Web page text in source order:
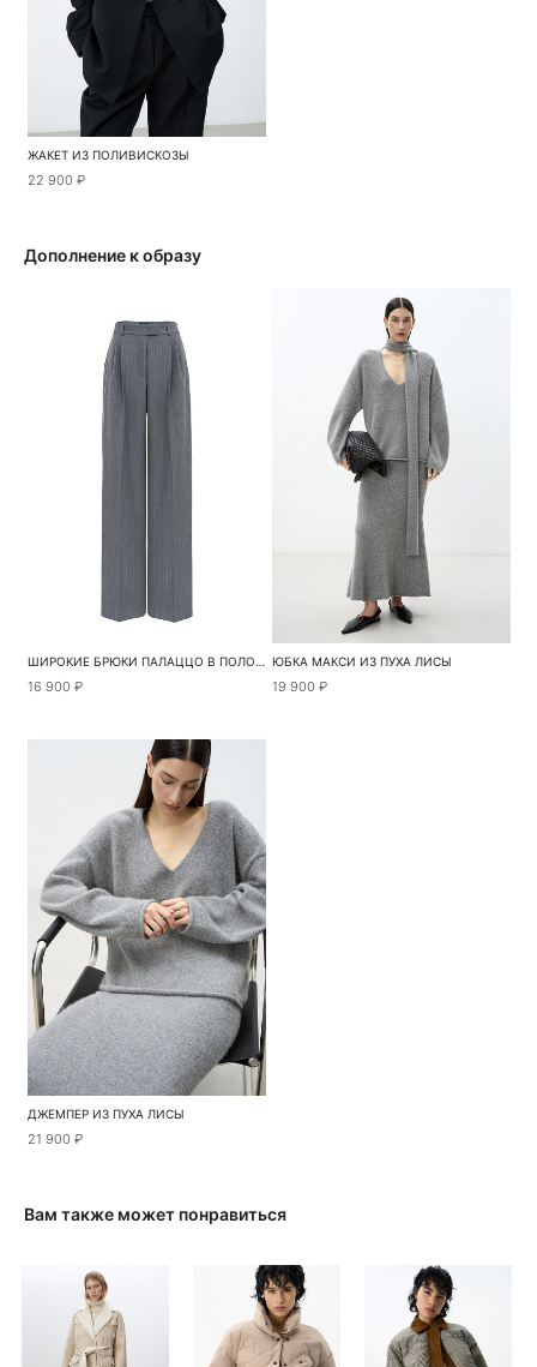
ЖАКЕТ ИЗ ПОЛИВИСКОЗЫ
22 900 ₽
Дополнение к образу
ШИРОКИЕ БРЮКИ ПАЛАЦЦО В ПОЛОСКУ
16 900 ₽
ЮБКА МАКСИ ИЗ ПУХА ЛИСЫ
19 900 ₽
ДЖЕМПЕР ИЗ ПУХА ЛИСЫ
21 900 ₽
Вам также может понравиться